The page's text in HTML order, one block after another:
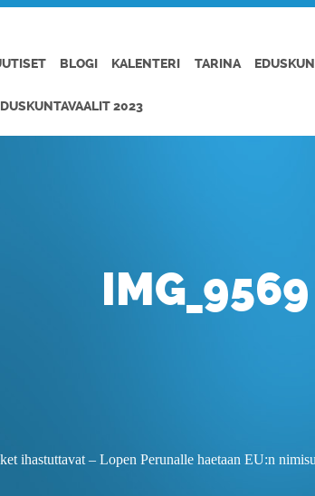
BLOGI KALENTERI TARINA
2023
IMG_9569
ihastuttavat – Lopen Perunalle haetaan EU:n